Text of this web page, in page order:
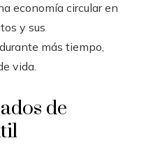
economía circular en
y sus
más tiempo,
vida.
de